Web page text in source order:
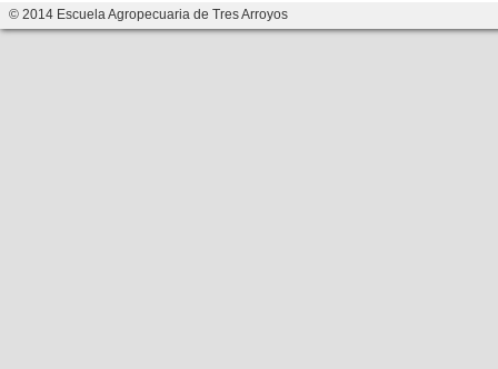
© 2014 Escuela Agropecuaria de Tres Arroyos